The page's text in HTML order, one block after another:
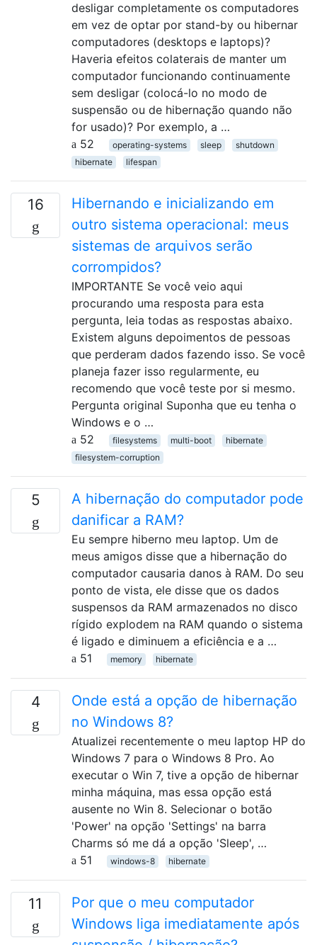
desligar completamente os computadores
em vez de optar por stand-by ou hibernar
computadores (desktops e laptops)?
Haveria efeitos colaterais de manter um
computador funcionando continuamente
sem desligar (colocá-lo no modo de
suspensão ou de hibernação quando não
for usado)? Por exemplo, a …
52
operating-systems sleep
shutdown
hibernate
lifespan
16
Hibernando e inicializando em
outro sistema operacional: meus
sistemas de arquivos serão
corrompidos?
IMPORTANTE Se você veio aqui
procurando uma resposta para esta
pergunta, leia todas as respostas abaixo.
Existem alguns depoimentos de pessoas
que perderam dados fazendo isso. Se você
planeja fazer isso regularmente, eu
recomendo que você teste por si mesmo.
Pergunta original Suponha que eu tenha o
Windows e o …
52
filesystems multi-boot
hibernate
filesystem-corruption
5
A hibernação do computador pode
danificar a RAM?
Eu sempre hiberno meu laptop. Um de
meus amigos disse que a hibernação do
computador causaria danos à RAM. Do seu
ponto de vista, ele disse que os dados
suspensos da RAM armazenados no disco
rígido explodem na RAM quando o sistema
é ligado e diminuem a eficiência e a …
51
memory hibernate
4
Onde está a opção de hibernação
no Windows 8?
Atualizei recentemente o meu laptop HP do
Windows 7 para o Windows 8 Pro. Ao
executar o Win 7, tive a opção de hibernar
minha máquina, mas essa opção está
ausente no Win 8. Selecionar o botão
'Power' na opção 'Settings' na barra
Charms só me dá a opção 'Sleep', …
51
windows-8 hibernate
11
Por que o meu computador
Windows liga imediatamente após